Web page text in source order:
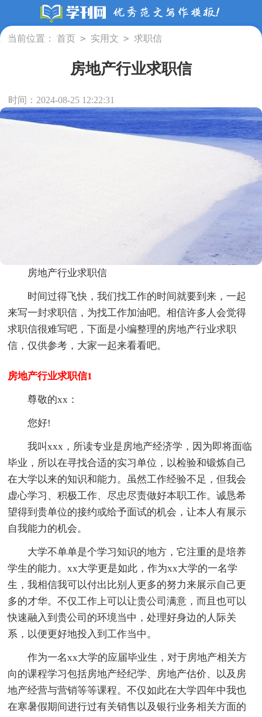
当前位置： 首页 > 实用文 > 求职信
房地产行业求职信
时间：2024-08-25 12:22:31
房地产行业求职信
时间过得飞快，我们找工作的时间就要到来，一起
来写一封求职信，为找工作加油吧。相信许多人会觉得
求职信很难写吧，下面是小编整理的房地产行业求职
信，仅供参考，大家一起来看看吧。
房地产行业求职信1
尊敬的xx：
您好!
我叫xxx，所读专业是房地产经济学，因为即将面临
毕业，所以在寻找合适的实习单位，以检验和锻炼自己
在大学以来的知识和能力。虽然工作经验不足，但我会
虚心学习、积极工作、尽忠尽责做好本职工作。诚恳希
望得到贵单位的接约或给予面试的机会，让本人有展示
自我能力的机会。
大学不单单是个学习知识的地方，它注重的是培养
学生的能力。xx大学更是如此，作为xx大学的一名学
生，我相信我可以付出比别人更多的努力来展示自己更
多的才华。不仅工作上可以让贵公司满意，而且也可以
快速融入到贵公司的环境当中，处理好身边的人际关
系，以便更好地投入到工作当中。
作为一名xx大学的应届毕业生，对于房地产相关方
向的课程学习包括房地产经纪学、房地产估价、以及房
地产经营与营销等等课程。不仅如此在大学四年中我也
在寒暑假期间进行过有关销售以及银行业务相关方面的